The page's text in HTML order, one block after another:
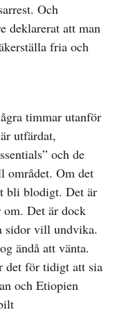
Och
deklarerat att man
fria och
timmar utanför
utfärdat,
och de
området. Om det
bli blodigt. Det är
Det är dock
sidor vill undvika.
ändå att vänta.
det för tidigt att sia
och Etiopien